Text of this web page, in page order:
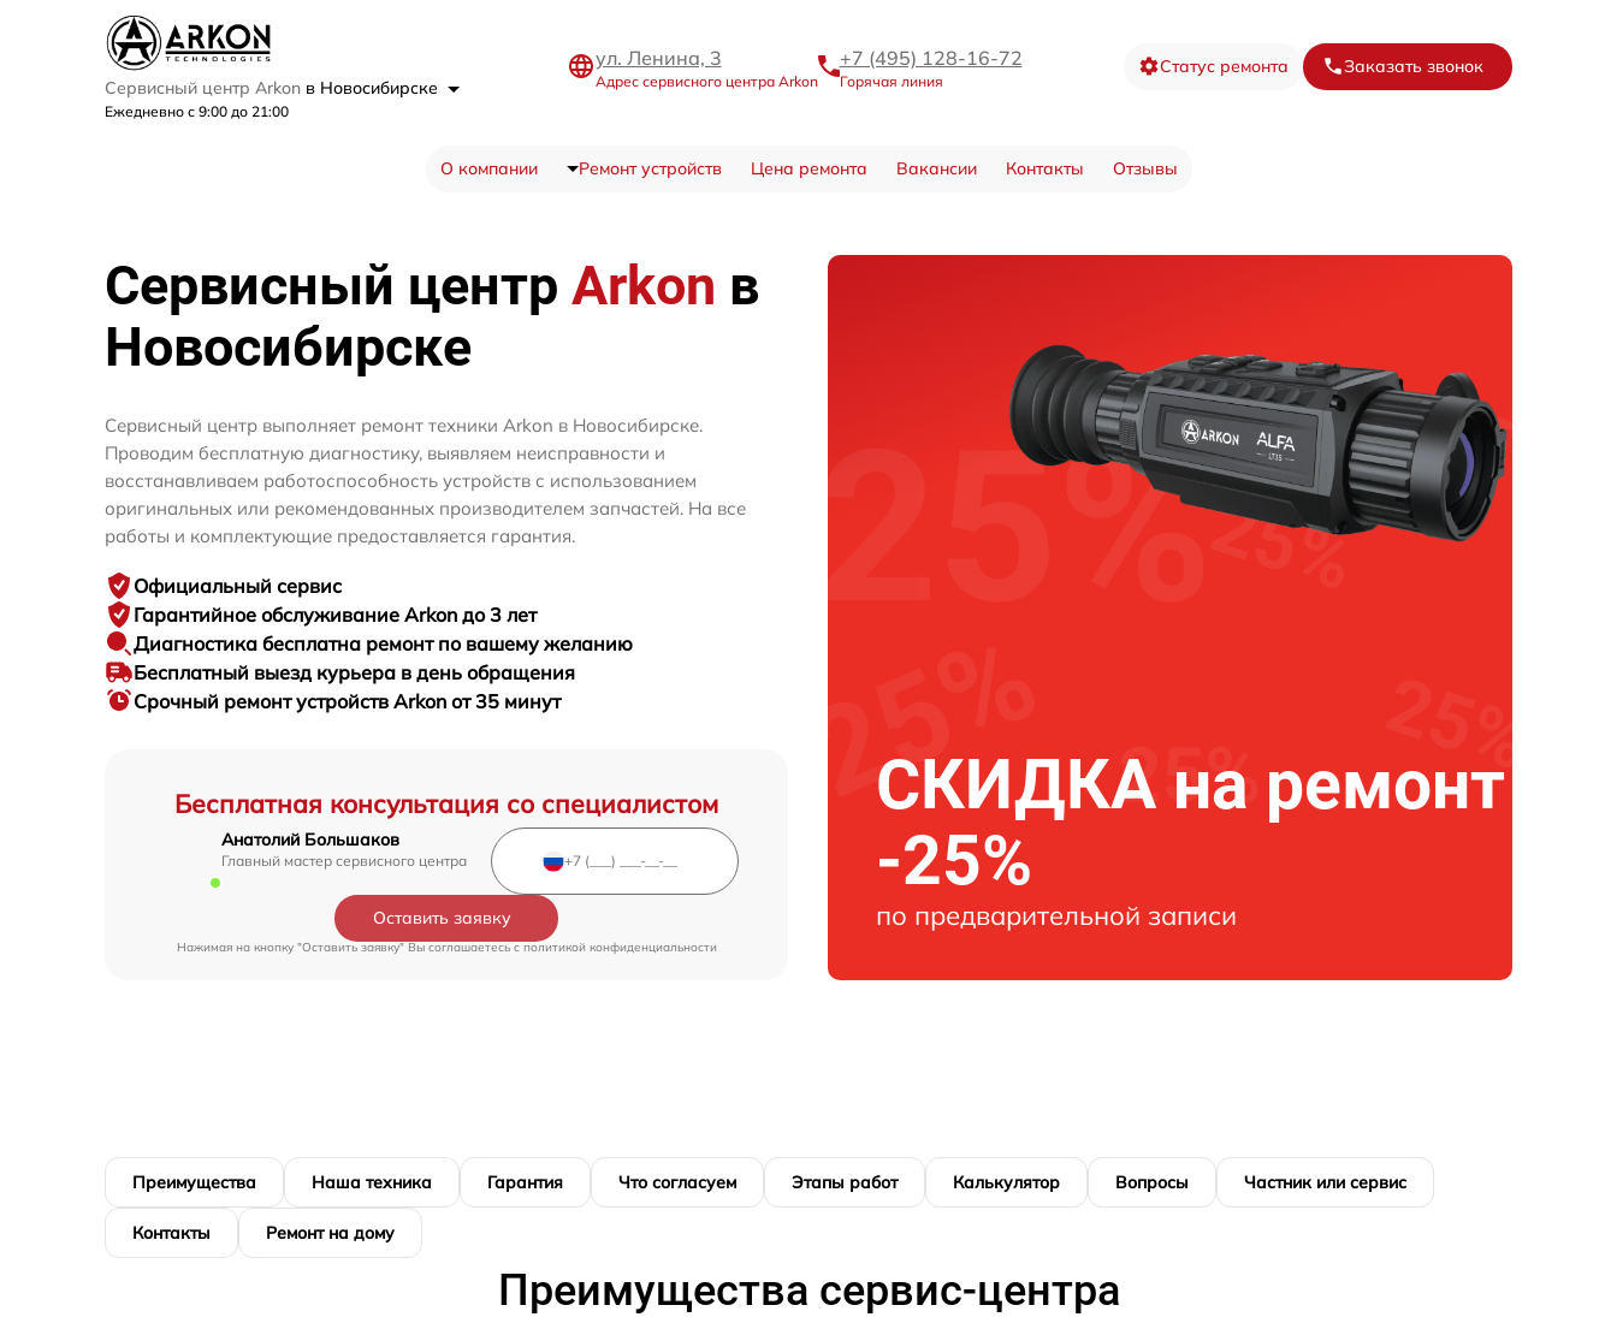
Сервисный центр Arkon в Новосибирске
Ежедневно с 9:00 до 21:00
ул. Ленина, 3
Адрес сервисного центра Arkon
+7 (495) 128-16-72
Горячая линия
Статус ремонта Заказать звонок
О компании Ремонт устройств Цена ремонта Вакансии Контакты Отзывы
Сервисный центр Arkon в
Новосибирске
Бесплатная консультация со специалистом
Анатолий Большаков
Главный мастер сервисного центра
Оставить заявку
Нажимая на кнопку "Оставить заявку" Вы соглашаетесь cполитикой конфиденциальности
Сервисный центр выполняет ремонт техники Arkon в Новосибирске.
Проводим бесплатную диагностику, выявляем неисправности и
восстанавливаем работоспособность устройств с использованием
оригинальных или рекомендованных производителем запчастей. На все
работы и комплектующие предоставляется гарантия.
Официальный сервис
Гарантийное обслуживание Arkon до 3 лет
Диагностика бесплатна ремонт по вашему желанию
Бесплатный выезд курьера в день обращения
Срочный ремонтустройств Arkon от 35 минут
СКИДКА на ремонт
-25%
по предварительной записи
Преимущества Наша техника Гарантия Что согласуем Этапы работ Калькулятор Вопросы Частник или сервис
Контакты Ремонт на дому
Преимущества сервис-центра